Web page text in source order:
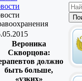
Вероника
Скворцова:
должно
быть больше,
«узких»